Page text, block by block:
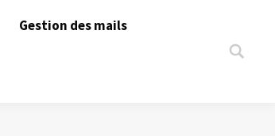
Gestion des mails
Search: